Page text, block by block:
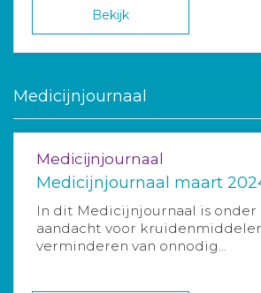
Bekijk
Medicijnjournaal
Medicijnjournaal
Medicijnjournaal maart
In dit Medicijnjournaal is onder
aandacht voor
verminderen van onnodig...